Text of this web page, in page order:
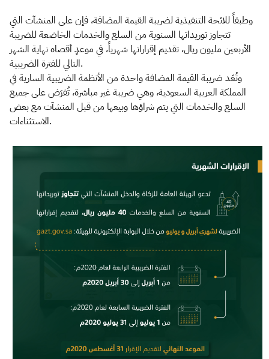
وطبقاً للائحة التنفيذية لضريبة القيمة المضافة، فإن على المنشآت التي
تتجاوز توريداتها السنوية من السلع والخدمات الخاضعة للضريبة
الأربعين مليون ريال، تقديم إقراراتها شهرياً، في موعدٍ أقصاه نهاية الشهر
التالي للفترة الضريبية.
وتُعَد ضريبة القيمة المضافة واحدة من الأنظمة الضريبية السارية في
المملكة العربية السعودية، وهي ضريبة غير مباشرة، تُفرَض على جميع
السلع والخدمات التي يتم شراؤها وبيعها من قبل المنشآت مع بعض
الاستثناءات.​